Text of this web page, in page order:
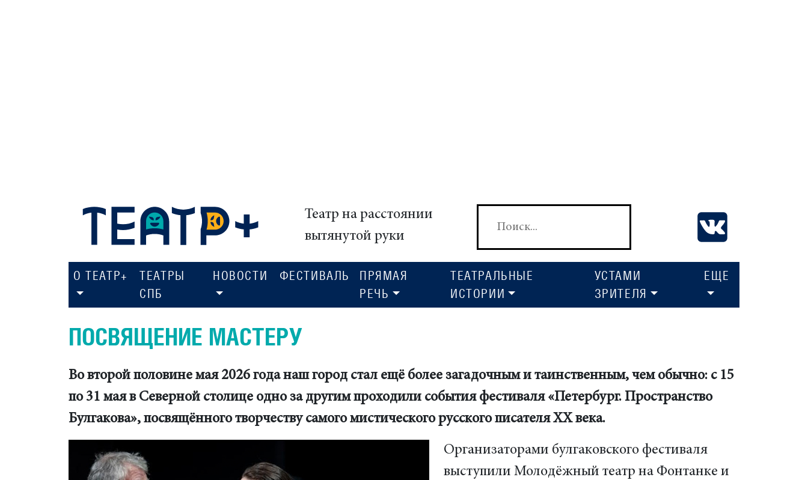
Театр на расстоянии
вытянутой руки
О ТЕАТР+
ТЕАТРЫ
СПБ
НОВОСТИ ФЕСТИВАЛЬ
ПРЯМАЯ
РЕЧЬ
ТЕАТРАЛЬНЫЕ
ИСТОРИИ
УСТАМИ
ЗРИТЕЛЯ
ЕЩЕ
ПОСВЯЩЕНИЕ МАСТЕРУ
Во второй половине мая 2026 года наш город стал ещё более загадочным и таинственным, чем обычно: с 15
по 31 мая в Северной столице одно за другим проходили события фестиваля «Петербург. Пространство
Булгакова», посвящённого творчеству самого мистического русского писателя ХХ века.
Организаторами булгаковского фестиваля
выступили Молодёжный театр на Фонтанке и